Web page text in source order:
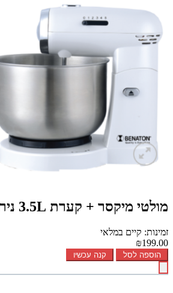
מולטי מיקסר + קערת 3.5L נירוסטה
זמינות: קיים במלאי
₪199.00
הוספה לסל קנה עכשיו